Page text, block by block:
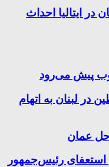
ایتالیا احداث
پیش می‌رود
در لبنان به اتهام
عمان
استعفای رئیس‌جمهور